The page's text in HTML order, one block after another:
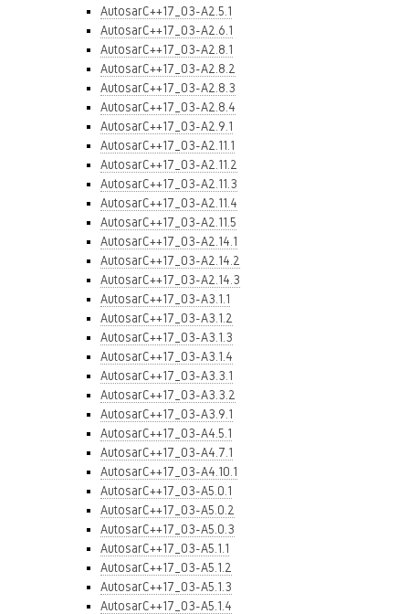
AutosarC++17_03-A2.5.1
AutosarC++17_03-A2.6.1
AutosarC++17_03-A2.8.1
AutosarC++17_03-A2.8.2
AutosarC++17_03-A2.8.3
AutosarC++17_03-A2.8.4
AutosarC++17_03-A2.9.1
AutosarC++17_03-A2.11.1
AutosarC++17_03-A2.11.2
AutosarC++17_03-A2.11.3
AutosarC++17_03-A2.11.4
AutosarC++17_03-A2.11.5
AutosarC++17_03-A2.14.1
AutosarC++17_03-A2.14.2
AutosarC++17_03-A2.14.3
AutosarC++17_03-A3.1.1
AutosarC++17_03-A3.1.2
AutosarC++17_03-A3.1.3
AutosarC++17_03-A3.1.4
AutosarC++17_03-A3.3.1
AutosarC++17_03-A3.3.2
AutosarC++17_03-A3.9.1
AutosarC++17_03-A4.5.1
AutosarC++17_03-A4.7.1
AutosarC++17_03-A4.10.1
AutosarC++17_03-A5.0.1
AutosarC++17_03-A5.0.2
AutosarC++17_03-A5.0.3
AutosarC++17_03-A5.1.1
AutosarC++17_03-A5.1.2
AutosarC++17_03-A5.1.3
AutosarC++17_03-A5.1.4